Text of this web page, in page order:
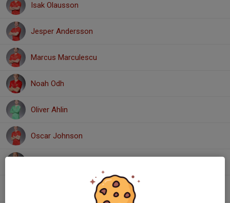
Isak Olausson
Jesper Andersson
Marcus Marculescu
Noah Odh
Oliver Ahlin
Oscar Johnson